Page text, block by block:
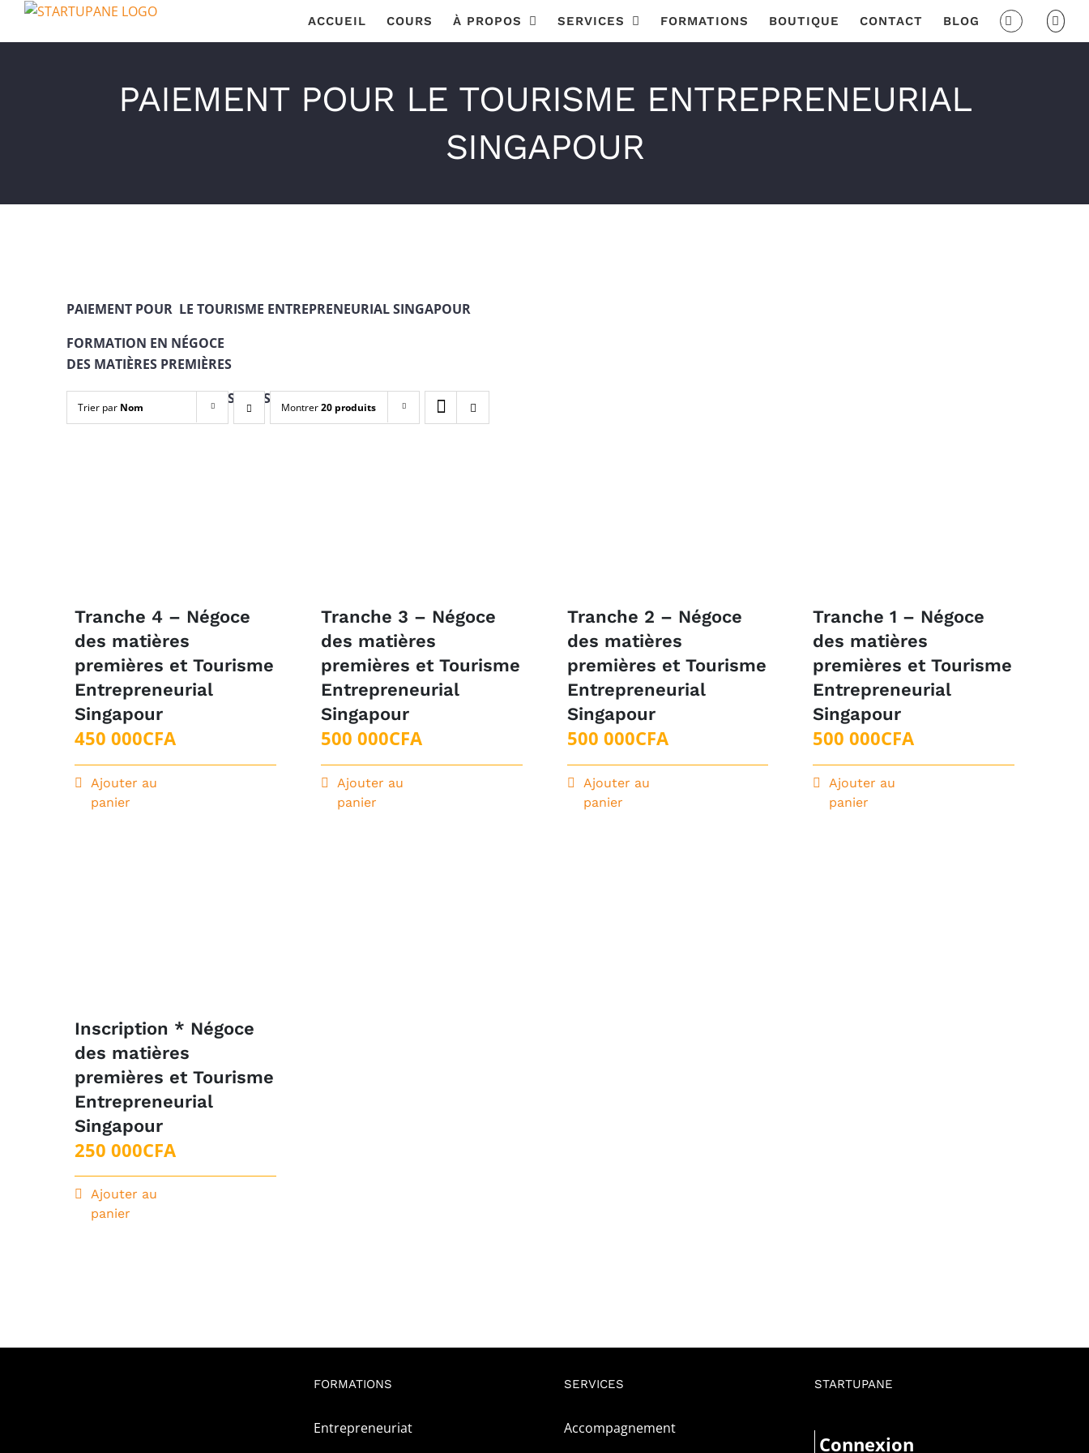
Passer
ACCUEIL COURS À PROPOS SERVICES FORMATIONS BOUTIQUE CONTACT BLOG
PAIEMENT POUR LE TOURISME ENTREPRENEURIAL
SINGAPOUR
PAIEMENT POUR LE TOURISME ENTREPRENEURIAL SINGAPOUR
FORMATION EN NÉGOCE
DES MATIÈRES PREMIÈRES
PAIEMENT EN 4 TRANCHES + INSCRIPTION
Trier par Nom Montrer20 produits
Tranche 4 – Négoce
des matières
premières et Tourisme
Entrepreneurial
Singapour
450 000CFA
Ajouter au
panier
Tranche 3 – Négoce
des matières
premières et Tourisme
Entrepreneurial
Singapour
500 000CFA
Ajouter au
panier
Tranche 2 – Négoce
des matières
premières et Tourisme
Entrepreneurial
Singapour
500 000CFA
Ajouter au
panier
Tranche 1 – Négoce
des matières
premières et Tourisme
Entrepreneurial
Singapour
500 000CFA
Ajouter au
panier
Inscription * Négoce
des matières
premières et Tourisme
Entrepreneurial
Singapour
250 000CFA
Ajouter au
panier
FORMATIONS
Entrepreneuriat
SERVICES
Accompagnement
STARTUPANE
Connexion